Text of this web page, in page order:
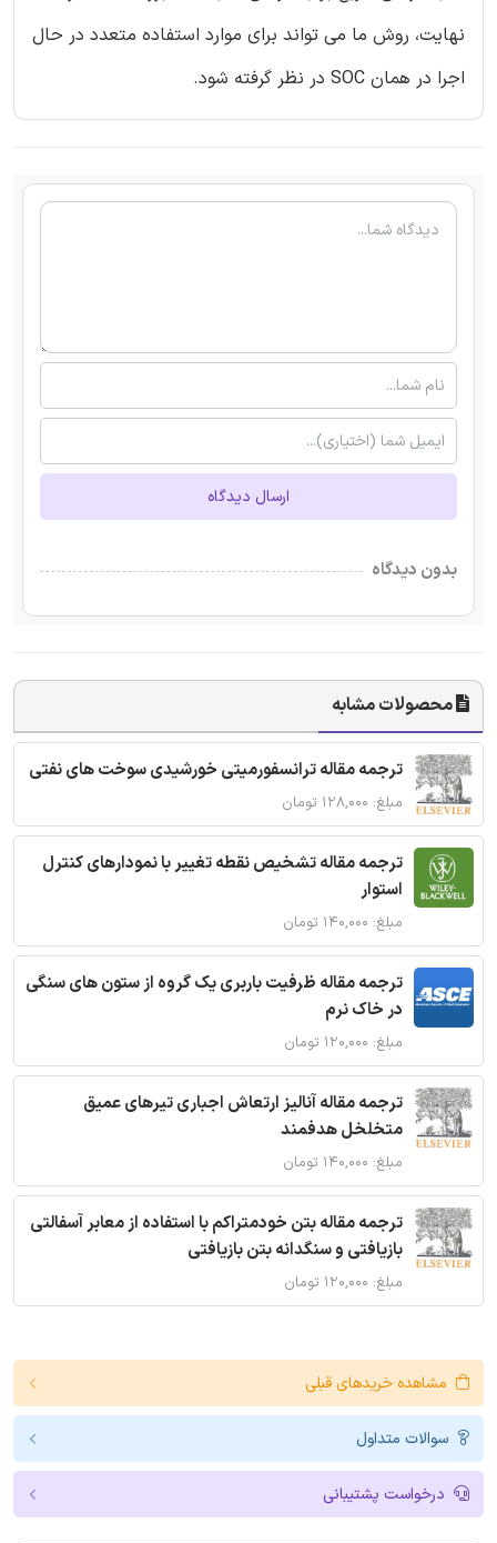
نهایت، روش ما می تواند برای موارد استفاده متعدد در حال
اجرا در همان SOC در نظر گرفته شود.
ارسال دیدگاه
بدون دیدگاه
محصولات مشابه
ترجمه مقاله ترانسفورمیتی خورشیدی سوخت های نفتی
مبلغ: ۱۲۸,۰۰۰ تومان
ترجمه مقاله تشخیص نقطه تغییر با نمودارهای کنترل
استوار
مبلغ: ۱۴۰,۰۰۰ تومان
ترجمه مقاله ظرفیت باربری یک گروه از ستون های سنگی
در خاک نرم
مبلغ: ۱۲۰,۰۰۰ تومان
ترجمه مقاله آنالیز ارتعاش اجباری تیرهای عمیق
متخلخل هدفمند
مبلغ: ۱۴۰,۰۰۰ تومان
ترجمه مقاله بتن خودمتراکم با استفاده از معابر آسفالتی
بازیافتی و سنگدانه بتن بازیافتی
مبلغ: ۱۲۰,۰۰۰ تومان
مشاهده خریدهای قبلی
سوالات متداول
درخواست پشتیبانی